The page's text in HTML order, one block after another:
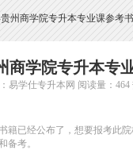
州商学院专升本专业课参考书
商学院专升本专
易学仕专升本网 阅读量：464
籍已经公布了，想要报考此
备考。